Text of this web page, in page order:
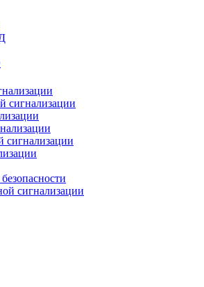
сигнализации
сигнализации
сигнализации